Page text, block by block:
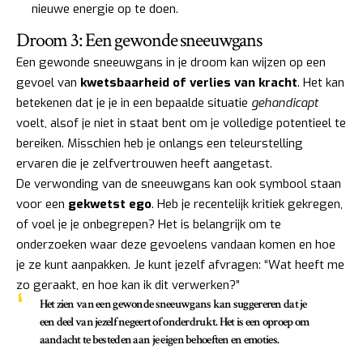
nieuwe energie op te doen.
Droom 3: Een gewonde sneeuwgans
Een gewonde sneeuwgans in je droom kan wijzen op een
gevoel van kwetsbaarheid of verlies van kracht. Het kan
betekenen dat je je in een bepaalde situatie gehandicapt
voelt, alsof je niet in staat bent om je volledige potentieel te
bereiken. Misschien heb je onlangs een teleurstelling
ervaren die je zelfvertrouwen heeft aangetast.
De verwonding van de sneeuwgans kan ook symbool staan
voor een gekwetst ego. Heb je recentelijk kritiek gekregen,
of voel je je onbegrepen? Het is belangrijk om te
onderzoeken waar deze gevoelens vandaan komen en hoe
je ze kunt aanpakken. Je kunt jezelf afvragen: “Wat heeft me
zo geraakt, en hoe kan ik dit verwerken?”
Het zien van een gewonde sneeuwgans kan suggereren dat je
een deel van jezelf negeert of onderdrukt. Het is een oproep om
aandacht te besteden aan je eigen behoeften en emoties.